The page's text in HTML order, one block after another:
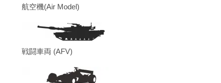
航空機(Air Model)
戦闘車両 (AFV)